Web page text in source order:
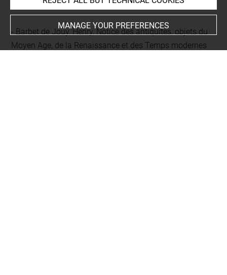
BIBLIOGRAPHY
Barbet de Jouy, Henry, Notice des antiquités, objets du
Moyen Age, de la Renaissance et des Temps modernes
MANAGE YOUR PREFERENCES